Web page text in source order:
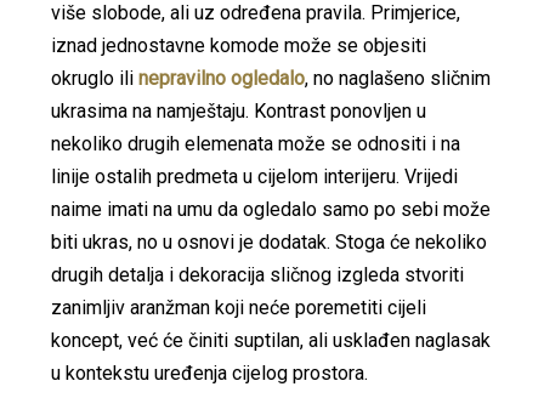
više slobode, ali uz određena pravila. Primjerice,
iznad jednostavne komode može se objesiti
okruglo ilinepravilno ogledalo, no naglašeno sličnim
ukrasima na namještaju. Kontrast ponovljen u
nekoliko drugih elemenata može se odnositi i na
linije ostalih predmeta u cijelom interijeru. Vrijedi
naime imati na umu da ogledalo samo po sebi može
biti ukras, no u osnovi je dodatak. Stoga će nekoliko
drugih detalja i dekoracija sličnog izgleda stvoriti
zanimljiv aranžman koji neće poremetiti cijeli
koncept, već će činiti suptilan, ali usklađen naglasak
u kontekstu uređenja cijelog prostora.